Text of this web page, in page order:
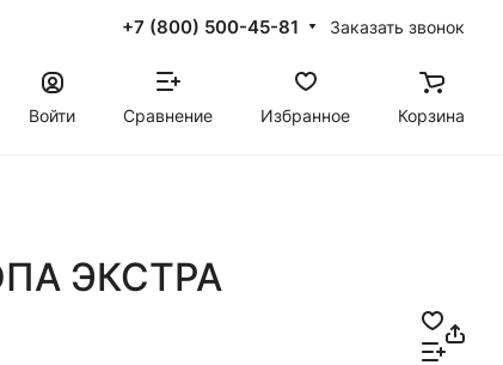
+7 (800) 500-45-81 Заказать звонок
Войти
Сравнение Избранное Корзина
ЭКСТРА